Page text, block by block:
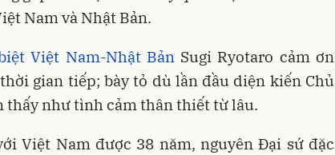
Nam và Nhật Bản.
Việt Nam-Nhật BảnSugi Ryotaro cảm ơn
gian tiếp; bày tỏ dù lần đầu diện kiến Chủ
thấy như tình cảm thân thiết từ lâu.
Việt Nam được 38 năm, nguyên Đại sứ đặc